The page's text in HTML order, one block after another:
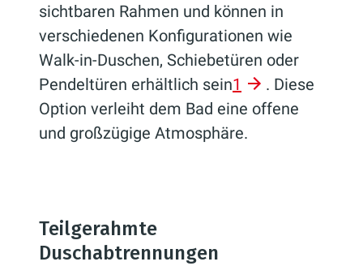
sichtbaren Rahmen und können in
verschiedenen Konfigurationen wie
Walk-in-Duschen, Schiebetüren oder
Pendeltüren erhältlich sein1
. Diese
Option verleiht dem Bad eine offene
und großzügige Atmosphäre.
Teilgerahmte
Duschabtrennungen